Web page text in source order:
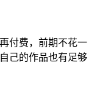
付费，前期不花一
己的作品也有足够